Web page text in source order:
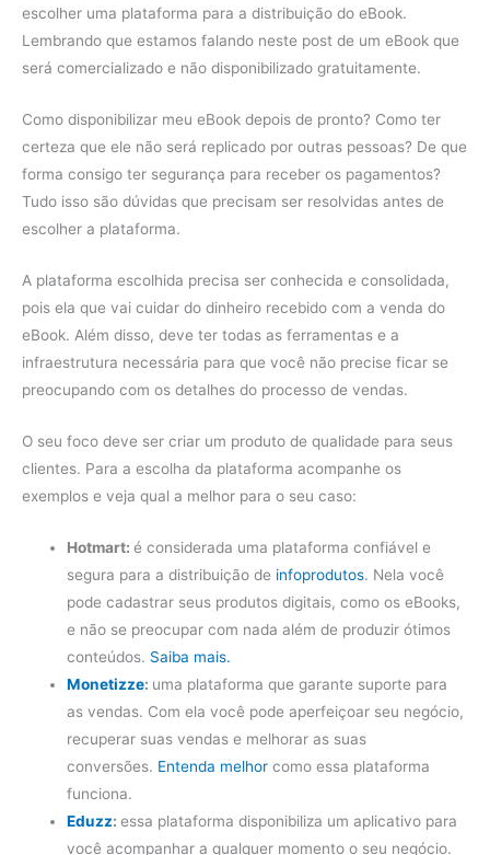
escolher uma plataforma para a distribuição do eBook.
Lembrando que estamos falando neste post de um eBook que
será comercializado e não disponibilizado gratuitamente.
Como disponibilizar meu eBook depois de pronto? Como ter
certeza que ele não será replicado por outras pessoas? De que
forma consigo ter segurança para receber os pagamentos?
Tudo isso são dúvidas que precisam ser resolvidas antes de
escolher a plataforma.
A plataforma escolhida precisa ser conhecida e consolidada,
pois ela que vai cuidar do dinheiro recebido com a venda do
eBook. Além disso, deve ter todas as ferramentas e a
infraestrutura necessária para que você não precise ficar se
preocupando com os detalhes do processo de vendas.
O seu foco deve ser criar um produto de qualidade para seus
clientes. Para a escolha da plataforma acompanhe os
exemplos e veja qual a melhor para o seu caso:
Hotmart:é considerada uma plataforma confiável e
segura para a distribuição de infoprodutos. Nela você
pode cadastrar seus produtos digitais, como os eBooks,
e não se preocupar com nada além de produzir ótimos
conteúdos. Saiba mais.
Monetizze: uma plataforma que garante suporte para
as vendas. Com ela você pode aperfeiçoar seu negócio,
recuperar suas vendas e melhorar as suas
conversões. Entenda melhor como essa plataforma
funciona.
Eduzz:essa plataforma disponibiliza um aplicativo para
você acompanhar a qualquer momento o seu negócio.